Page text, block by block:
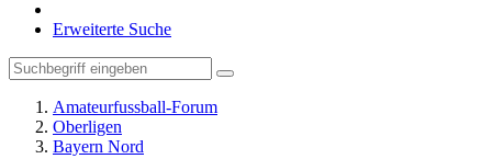
Erweiterte Suche
Amateurfussball-Forum
Oberligen
Bayern Nord